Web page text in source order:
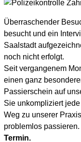
Überraschender
besucht und ein
Saalstadt
noch nicht erfolgt.
Seit vergangenem
einen ganz
Passierschein auf
Sie unkompliziert
Weg zu unserer
problemlos passieren.
Termin.